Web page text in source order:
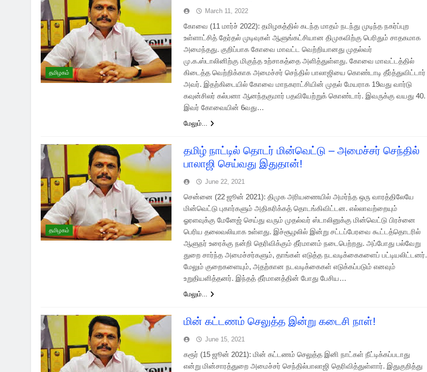
தமிழகம்
March 11, 2022
கோவை (11 மார்ச் 2022): தமிழகத்தில் கடந்த மாதம் நடந்து முடிந்த நகர்ப்புற
உள்ளாட்சித் தேர்தல் முடிவுகள் ஆளுங்கட்சியான திமுகவிற்கு பெரிதும் சாதகமாக
அமைந்தது. குறிப்பாக கோவை மாவட்ட வெற்றியானது முதல்வர்
மு.க.ஸ்டாலினிற்கு மிகுந்த உற்சாகத்தை அளித்துள்ளது. கோவை மாவட்டத்தில்
கிடைத்த வெற்றிக்காக அமைச்சர் செந்தில் பாலாஜியை கொண்டாடி தீர்த்துவிட்டார்
அவர். இதற்கிடையில் கோவை மாநகராட்சியின் முதல் மேயராக 19வது வார்டு
கவுன்சிலர் கல்பனா ஆனந்தகுமார் பதவியேற்றுக் கொண்டார். இவருக்கு வயது 40.
இவர் கோவையின் 6வது…
மேலும்...
தமிழகம்
தமிழ் நாட்டில் தொடர் மின்வெட்டு – அமைச்சர் செந்தில்
பாலாஜி செய்வது இதுதான்!
June 22, 2021
சென்னை (22 ஜூன் 2021): திமுக அரியணையில் அமர்ந்த ஒரு வாரத்திலேயே
மின்வெட்டு புகார்களும் அதிகரிக்கத் தொடங்கிவிட்டன. எல்லாவற்றையும்
ஓரளவுக்கு மேனேஜ் செய்து வரும் முதல்வர் ஸ்டாலினுக்கு மின்வெட்டு பிரச்னை
பெரிய தலைவலியாக உள்ளது. இச்சூழலில் இன்று சட்டப்பேரவை கூட்டத்தொடரில்
ஆளுநர் உரைக்கு நன்றி தெரிவிக்கும் தீர்மானம் நடைபெற்றது. அப்போது பல்வேறு
துறை சார்ந்த அமைச்சர்களும், தாங்கள் எடுத்த நடவடிக்கைகளைப் பட்டியலிட்டனர்.
மேலும் குறைகளையும், அதற்கான நடவடிக்கைகள் எடுக்கப்படும் எனவும்
உறுதியளித்தனர். இந்தத் தீர்மானத்தின் போது பேசிய…
மேலும்...
மின் கட்டணம் செலுத்த இன்று கடைசி நாள்!
June 15, 2021
கரூர் (15 ஜூன் 2021): மின் கட்டணம் செலுத்த இனி நாட்கள் நீட்டிக்கப்படாது
என்று மின்சாரத்துறை அமைச்சர் செந்தில்பாலாஜி தெரிவித்துள்ளார். இதுகுறித்து